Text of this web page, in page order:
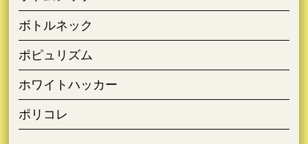
ボトルネック
ポピュリズム
ホワイトハッカー
ポリコレ